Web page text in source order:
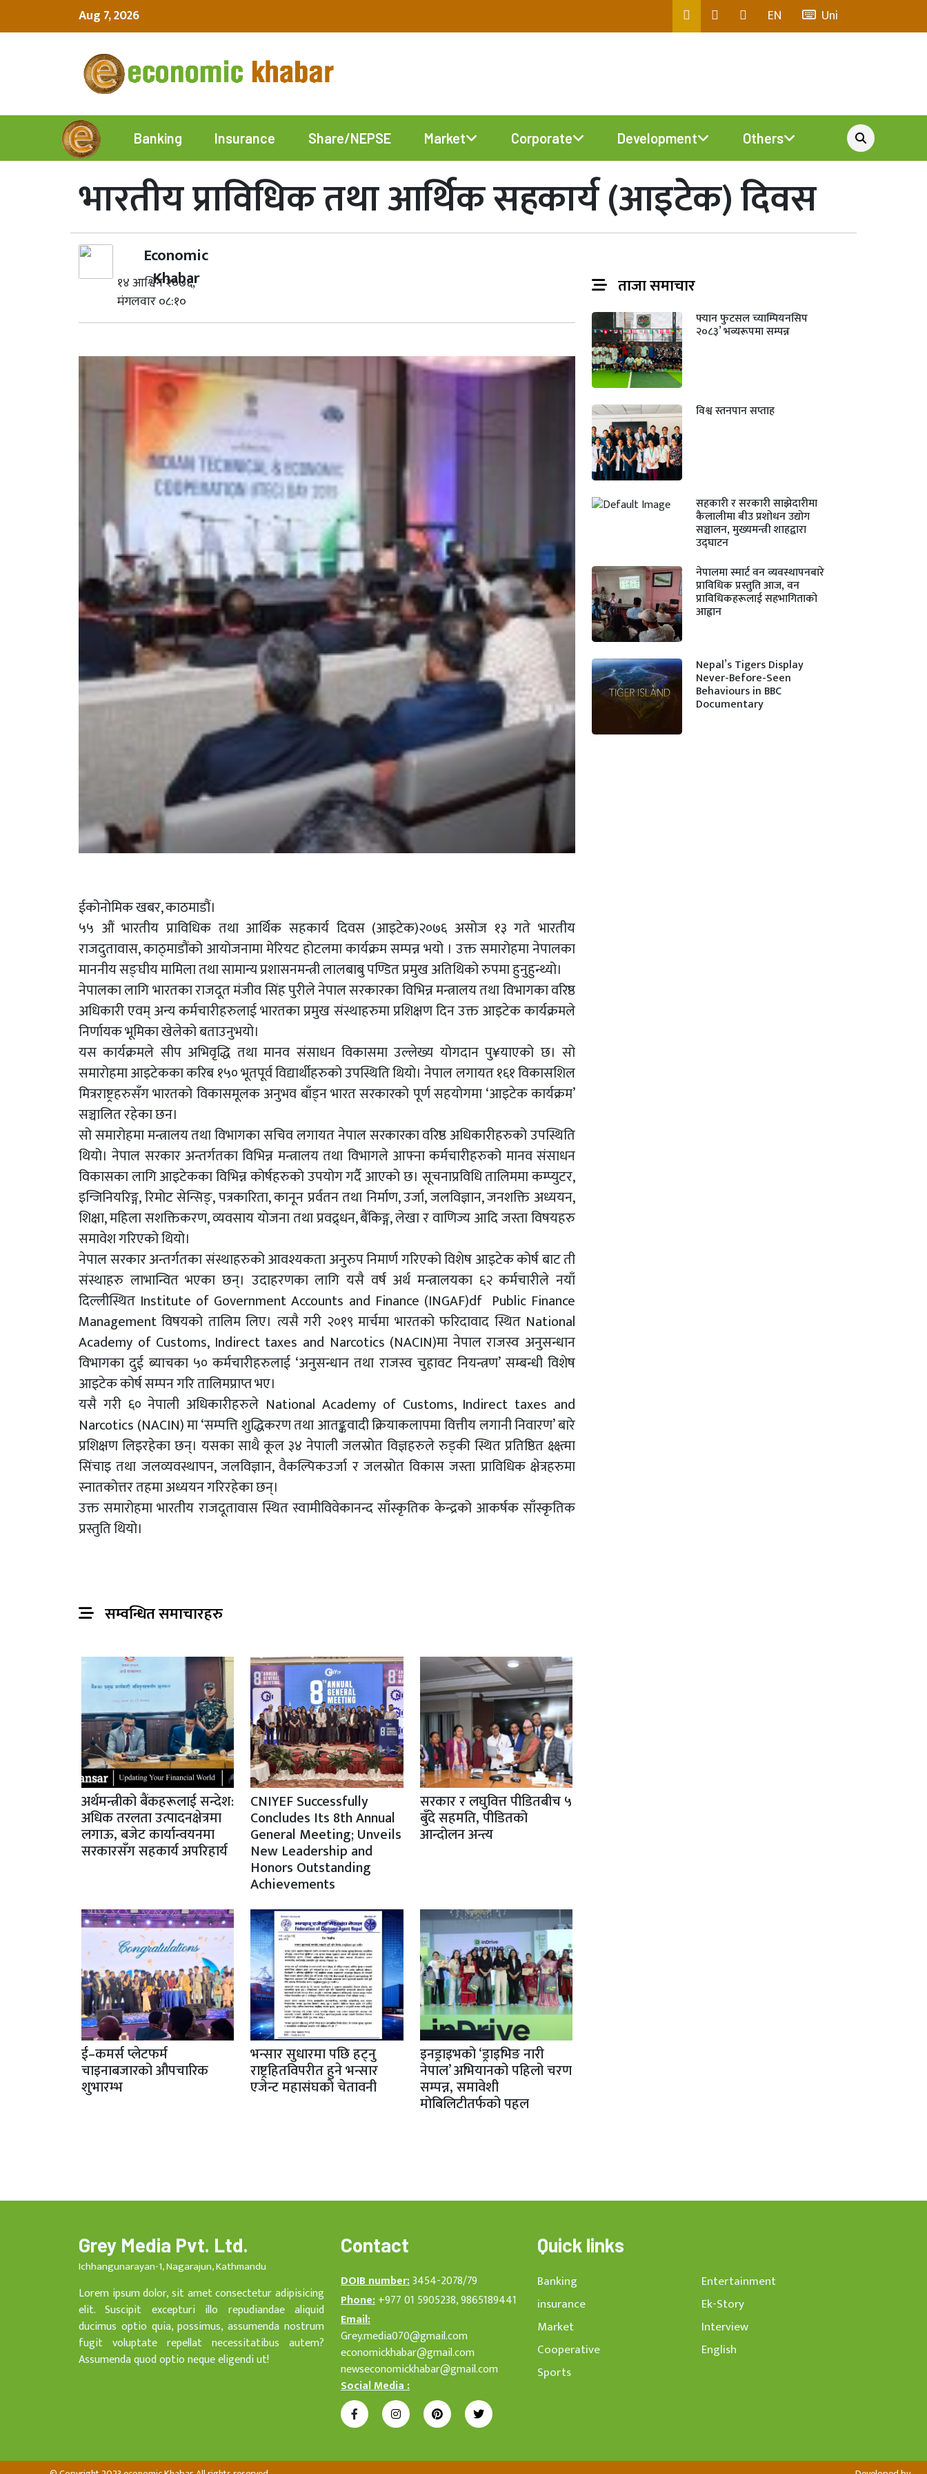
Aug 7, 2026 EN Uni
Banking Insurance Share/NEPSE Market Corporate Development Others
भारतीय प्राविधिक तथा आर्थिक सहकार्य (आइटेक) दिवस
Economic
Khabar
१४ आश्विन २०७६,
मंगलवार ०८:१०
ईकोनोमिक खबर, काठमाडौं।
५५ औं भारतीय प्राविधिक तथा आर्थिक सहकार्य दिवस (आइटेक)२०७६ असोज १३ गते भारतीय
राजदुतावास, काठ्माडौंको आयोजनामा मेरियट होटलमा कार्यक्रम सम्पन्न भयो । उक्त समारोहमा नेपालका
माननीय सङ्घीय मामिला तथा सामान्य प्रशासनमन्त्री लालबाबु पण्डित प्रमुख अतिथिको रुपमा हुनुहुन्थ्यो।
नेपालका लागि भारतका राजदूत मंजीव सिंह पुरीले नेपाल सरकारका विभिन्न मन्त्रालय तथा विभागका वरिष्ठ
अधिकारी एवम् अन्य कर्मचारीहरुलाई भारतका प्रमुख संस्थाहरुमा प्रशिक्षण दिन उक्त आइटेक कार्यक्रमले
निर्णायक भूमिका खेलेको बताउनुभयो।
यस कार्यक्रमले सीप अभिवृद्धि तथा मानव संसाधन विकासमा उल्लेख्य योगदान पु¥याएको छ। सो
समारोहमा आइटेकका करिब १५० भूतपूर्व विद्यार्थीहरुको उपस्थिति थियो। नेपाल लगायत १६१ विकासशिल
मित्रराष्ट्रहरुसँग भारतको विकासमूलक अनुभव बाँड्न भारत सरकारको पूर्ण सहयोगमा ‘आइटेक कार्यक्रम’
सञ्चालित रहेका छन।
सो समारोहमा मन्त्रालय तथा विभागका सचिव लगायत नेपाल सरकारका वरिष्ठ अधिकारीहरुको उपस्थिति
थियो। नेपाल सरकार अन्तर्गतका विभिन्न मन्त्रालय तथा विभागले आफ्ना कर्मचारीहरुको मानव संसाधन
विकासका लागि आइटेकका विभिन्न कोर्षहरुको उपयोग गर्दै आएको छ। सूचनाप्रविधि तालिममा कम्प्युटर,
इन्जिनियरिङ्ग, रिमोट सेन्सिङ्, पत्रकारिता, कानून प्रर्वतन तथा निर्माण, उर्जा, जलविज्ञान, जनशक्ति अध्ययन,
शिक्षा, महिला सशक्तिकरण, व्यवसाय योजना तथा प्रवद्र्धन, बैंकिङ्ग, लेखा र वाणिज्य आदि जस्ता विषयहरु
समावेश गरिएको थियो।
नेपाल सरकार अन्तर्गतका संस्थाहरुको आवश्यकता अनुरुप निमार्ण गरिएको विशेष आइटेक कोर्ष बाट ती
संस्थाहरु लाभान्वित भएका छन्। उदाहरणका लागि यसै वर्ष अर्थ मन्त्रालयका ६२ कर्मचारीले नयाँ
दिल्लीस्थित Institute of Government Accounts and Finance (INGAF)df Public Finance
Management विषयको तालिम लिए। त्यसै गरी २०१९ मार्चमा भारतको फरिदावाद स्थित National
Academy of Customs, Indirect taxes and Narcotics (NACIN)मा नेपाल राजस्व अनुसन्धान
विभागका दुई ब्याचका ५० कर्मचारीहरुलाई ‘अनुसन्धान तथा राजस्व चुहावट नियन्त्रण’ सम्बन्धी विशेष
आइटेक कोर्ष सम्पन गरि तालिमप्राप्त भए।
यसै गरी ६० नेपाली अधिकारीहरुले National Academy of Customs, Indirect taxes and
Narcotics (NACIN) मा ‘सम्पत्ति शुद्धिकरण तथा आतङ्कवादी क्रियाकलापमा वित्तीय लगानी निवारण’ बारे
प्रशिक्षण लिइरहेका छन्। यसका साथै कूल ३४ नेपाली जलस्रोत विज्ञहरुले रुड्की स्थित प्रतिष्ठित क्ष्क्ष्त्मा
सिंचाइ तथा जलव्यवस्थापन, जलविज्ञान, वैकल्पिकउर्जा र जलस्रोत विकास जस्ता प्राविधिक क्षेत्रहरुमा
स्नातकोत्तर तहमा अध्ययन गरिरहेका छन्।
उक्त समारोहमा भारतीय राजदूतावास स्थित स्वामीविवेकानन्द साँस्कृतिक केन्द्रको आकर्षक साँस्कृतिक
प्रस्तुति थियो।
सम्वन्धित समाचारहरु
अर्थमन्त्रीको बैंकहरूलाई सन्देश:
अधिक तरलता उत्पादनक्षेत्रमा
लगाऊ, बजेट कार्यान्वयनमा
सरकारसँग सहकार्य अपरिहार्य
CNIYEF Successfully
Concludes Its 8th Annual
General Meeting; Unveils
New Leadership and
Honors Outstanding
Achievements
सरकार र लघुवित्त पीडितबीच ५
बुँदे सहमति, पीडितको
आन्दोलन अन्त्य
ई–कमर्स प्लेटफर्म
चाइनाबजारको औपचारिक
शुभारम्भ
भन्सार सुधारमा पछि हट्नु
राष्ट्रहितविपरीत हुने भन्सार
एजेन्ट महासंघको चेतावनी
इनड्राइभको ‘ड्राइभिङ नारी
नेपाल’ अभियानको पहिलो चरण
सम्पन्न, समावेशी
मोबिलिटीतर्फको पहल
ताजा समाचार
फ्यान फुटसल च्याम्पियनसिप
२०८३’ भव्यरूपमा सम्पन्न
विश्व स्तनपान सप्ताह
सहकारी र सरकारी साझेदारीमा
कैलालीमा बीउ प्रशोधन उद्योग
सञ्चालन, मुख्यमन्त्री शाहद्वारा
उद्घाटन
नेपालमा स्मार्ट वन व्यवस्थापनबारे
प्राविधिक प्रस्तुति आज, वन
प्राविधिकहरूलाई सहभागिताको
आह्वान
Nepal’s Tigers Display
Never-Before-Seen
Behaviours in BBC
Documentary
Grey Media Pvt. Ltd.
Ichhangunarayan-1, Nagarajun, Kathmandu
Lorem ipsum dolor, sit amet consectetur adipisicing
elit. Suscipit excepturi illo repudiandae aliquid
ducimus optio quia, possimus, assumenda nostrum
fugit voluptate repellat necessitatibus autem?
Assumenda quod optio neque eligendi ut!
Contact
DOIB number:3454-2078/79
Phone:+977 01 5905238, 9865189441
Email:
Grey.media070@gmail.com
economickhabar@gmail.com
newseconomickhabar@gmail.com
Social Media :
Quick links
Banking
insurance
Market
Cooperative
Sports
Entertainment
Ek-Story
Interview
English